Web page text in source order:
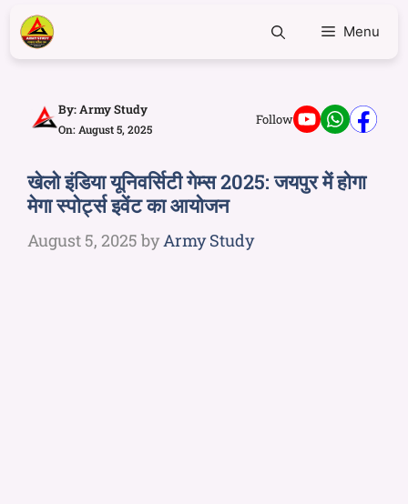
Menu
By:Army Study
On: August 5, 2025
Follow
खेलो इंडिया यूनिवर्सिटी गेम्स 2025: जयपुर में होगा
मेगा स्पोर्ट्स इवेंट का आयोजन
August 5, 2025 byArmy Study